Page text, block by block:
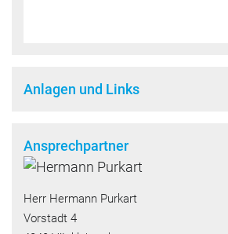
Anlagen und Links
Ansprechpartner
Herr Hermann Purkart
Vorstadt 4